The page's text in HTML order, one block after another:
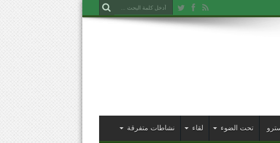
تحت الضوء لقاء نشاطات متفرقة